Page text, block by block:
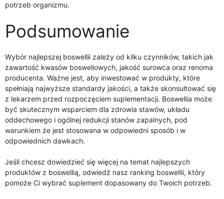
potrzeb organizmu.
Podsumowanie
Wybór najlepszej boswellii zależy od kilku czynników, takich jak
zawartość kwasów bosweliowych, jakość surowca oraz renoma
producenta. Ważne jest, aby inwestować w produkty, które
spełniają najwyższe standardy jakości, a także skonsultować się
z lekarzem przed rozpoczęciem suplementacji. Boswellia może
być skutecznym wsparciem dla zdrowia stawów, układu
oddechowego i ogólnej redukcji stanów zapalnych, pod
warunkiem że jest stosowana w odpowiedni sposób i w
odpowiednich dawkach.
Jeśli chcesz dowiedzieć się więcej na temat najlepszych
produktów z boswellią, odwiedź nasz ranking boswellii, który
pomoże Ci wybrać suplement dopasowany do Twoich potrzeb.